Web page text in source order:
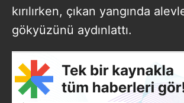
kırılırken, çıkan yangında
gökyüzünü aydınlattı.